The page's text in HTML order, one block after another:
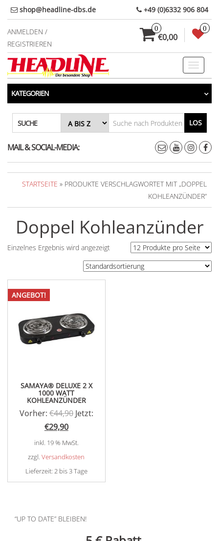
Direkt
zum
Inhalt
shop@headline-dbs.de +49 (0)6332 906 804
ANMELDEN /
REGISTRIEREN
0
€0,00
0
Toggle
KATEGORIEN
SUCHE LOS
MAIL & SOCIAL-MEDIA:
STARTSEITE » PRODUKTE VERSCHLAGWORTET MIT „DOPPEL
KOHLEANZÜNDER“
Doppel Kohleanzünder
Einzelnes Ergebnis wird angezeigt
ANGEBOT!
SAMAYA® DELUXE 2 X
1000 WATT
KOHLEANZÜNDER
Vorher: €44,90 Ursprünglicher
war:
€44,90
Jetzt:
€29,90Aktueller
Preis
ist:
€29,90.
inkl. 19 % MwSt.
zzgl.Versandkosten
Lieferzeit: 2 bis 3 Tage
“UP TO DATE” BLEIBEN!